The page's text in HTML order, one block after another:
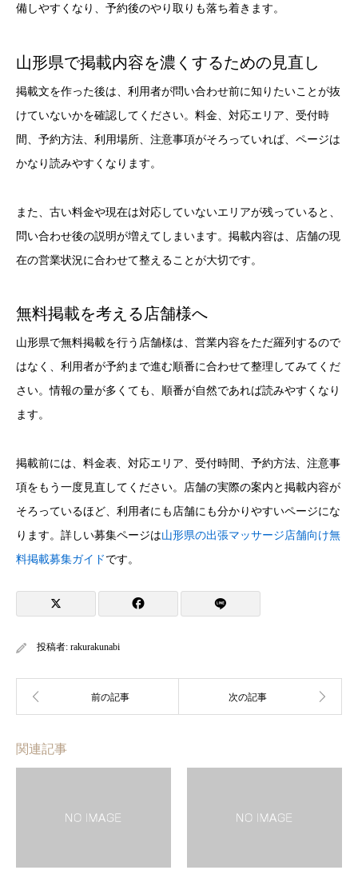
備しやすくなり、予約後のやり取りも落ち着きます。
山形県で掲載内容を濃くするための見直し
掲載文を作った後は、利用者が問い合わせ前に知りたいことが抜
けていないかを確認してください。料金、対応エリア、受付時
間、予約方法、利用場所、注意事項がそろっていれば、ページは
かなり読みやすくなります。
また、古い料金や現在は対応していないエリアが残っていると、
問い合わせ後の説明が増えてしまいます。掲載内容は、店舗の現
在の営業状況に合わせて整えることが大切です。
無料掲載を考える店舗様へ
山形県で無料掲載を行う店舗様は、営業内容をただ羅列するので
はなく、利用者が予約まで進む順番に合わせて整理してみてくだ
さい。情報の量が多くても、順番が自然であれば読みやすくなり
ます。
掲載前には、料金表、対応エリア、受付時間、予約方法、注意事
項をもう一度見直してください。店舗の実際の案内と掲載内容が
そろっているほど、利用者にも店舗にも分かりやすいページにな
ります。詳しい募集ページは山形県の出張マッサージ店舗向け無
料掲載募集ガイド です。
投稿者: rakurakunabi
関連記事